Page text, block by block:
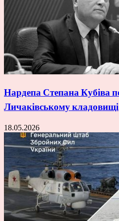
Нардепа Степана Кубіва
Личаківському кладовищі
18.05.2026